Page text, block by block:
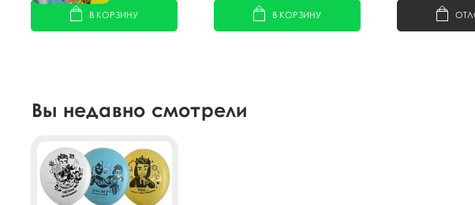
В КОРЗИНУ В КОРЗИНУ
Вы недавно смотрели